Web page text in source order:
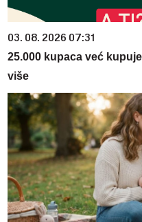
03. 08. 2026 07:31
25.000 kupaca već
više